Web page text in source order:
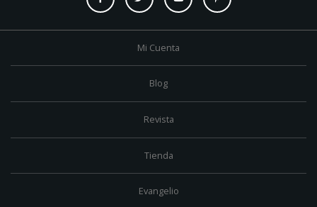
Mi Cuenta
Blog
Revista
Tienda
Evangelio